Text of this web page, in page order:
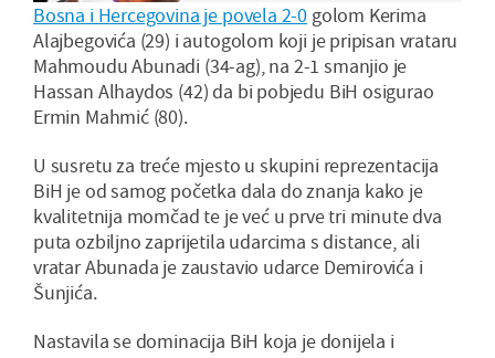
Bosna i Hercegovina je povela 2-0 golom Kerima
Alajbegovića (29) i autogolom koji je pripisan vrataru
Mahmoudu Abunadi (34-ag), na 2-1 smanjio je
Hassan Alhaydos (42) da bi pobjedu BiH osigurao
Ermin Mahmić (80).
U susretu za treće mjesto u skupini reprezentacija
BiH je od samog početka dala do znanja kako je
kvalitetnija momčad te je već u prve tri minute dva
puta ozbiljno zaprijetila udarcima s distance, ali
vratar Abunada je zaustavio udarce Demirovića i
Šunjića.
Nastavila se dominacija BiH koja je donijela i